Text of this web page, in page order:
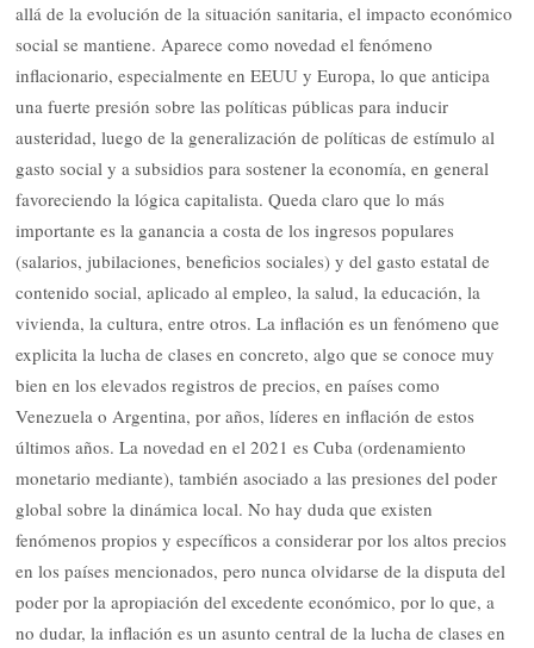
allá de la evolución de la situación sanitaria, el impacto económico
social se mantiene. Aparece como novedad el fenómeno
inflacionario, especialmente en EEUU y Europa, lo que anticipa
una fuerte presión sobre las políticas públicas para inducir
austeridad, luego de la generalización de políticas de estímulo al
gasto social y a subsidios para sostener la economía, en general
favoreciendo la lógica capitalista. Queda claro que lo más
importante es la ganancia a costa de los ingresos populares
(salarios, jubilaciones, beneficios sociales) y del gasto estatal de
contenido social, aplicado al empleo, la salud, la educación, la
vivienda, la cultura, entre otros. La inflación es un fenómeno que
explicita la lucha de clases en concreto, algo que se conoce muy
bien en los elevados registros de precios, en países como
Venezuela o Argentina, por años, líderes en inflación de estos
últimos años. La novedad en el 2021 es Cuba (ordenamiento
monetario mediante), también asociado a las presiones del poder
global sobre la dinámica local. No hay duda que existen
fenómenos propios y específicos a considerar por los altos precios
en los países mencionados, pero nunca olvidarse de la disputa del
poder por la apropiación del excedente económico, por lo que, a
no dudar, la inflación es un asunto central de la lucha de clases en